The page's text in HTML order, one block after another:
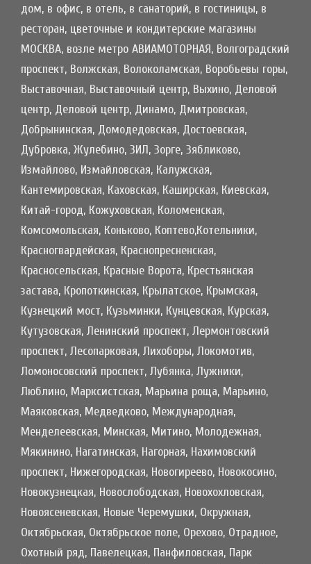
дом, в офис, в отель, в санаторий, в гостиницы, в
ресторан, цветочные и кондитерские магазины
МОСКВА, возле метро АВИАМОТОРНАЯ, Волгоградский
проспект, Волжская, Волоколамская, Воробьевы горы,
Выставочная, Выставочный центр, Выхино, Деловой
центр, Деловой центр, Динамо, Дмитровская,
Добрынинская, Домодедовская, Достоевская,
Дубровка, Жулебино, ЗИЛ, Зорге, Зябликово,
Измайлово, Измайловская, Калужская,
Кантемировская, Каховская, Каширская, Киевская,
Китай-город, Кожуховская, Коломенская,
Комсомольская, Коньково, Коптево,Котельники,
Красногвардейская, Краснопресненская,
Красносельская, Красные Ворота, Крестьянская
застава, Кропоткинская, Крылатское, Крымская,
Кузнецкий мост, Кузьминки, Кунцевская, Курская,
Кутузовская, Ленинский проспект, Лермонтовский
проспект, Лесопарковая, Лихоборы, Локомотив,
Ломоносовский проспект, Лубянка, Лужники,
Люблино, Марксистская, Марьина роща, Марьино,
Маяковская, Медведково, Международная,
Менделеевская, Минская, Митино, Молодежная,
Мякинино, Нагатинская, Нагорная, Нахимовский
проспект, Нижегородская, Новогиреево, Новокосино,
Новокузнецкая, Новослободская, Новохохловская,
Новоясеневская, Новые Черемушки, Окружная,
Октябрьская, Октябрьское поле, Орехово, Отрадное,
Охотный ряд, Павелецкая, Панфиловская, Парк